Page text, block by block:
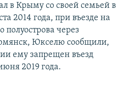
в Крыму со своей семьей в
2014 года, при въезде на
через
Юкселю сообщили,
ему запрещен въезд
2019 года.